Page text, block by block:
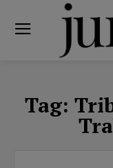
Tag: